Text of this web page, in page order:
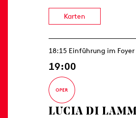
Karten
18:15 Einführung im
19:00
LUCIA DI